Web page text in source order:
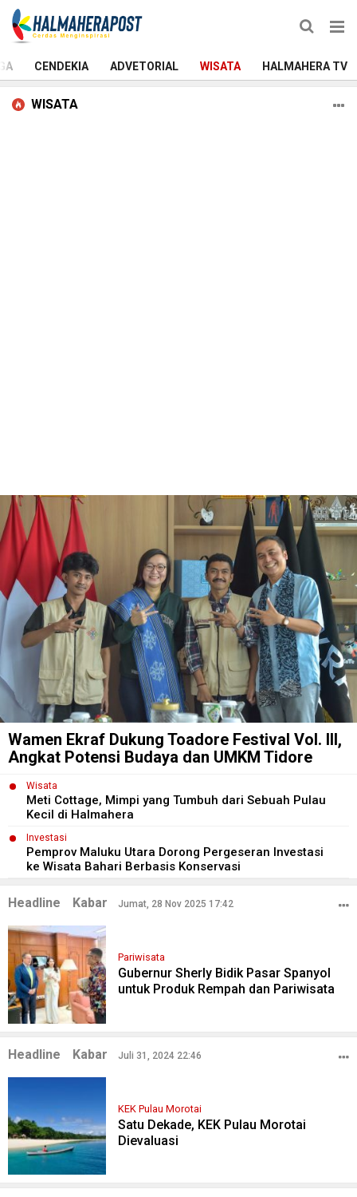
CENDEKIA ADVETORIAL WISATA HALMAHERA TV
WISATA
Wamen Ekraf Dukung Toadore Festival Vol. III,
Angkat Potensi Budaya dan UMKM Tidore
Wisata
Meti Cottage, Mimpi yang Tumbuh dari Sebuah Pulau
Kecil di Halmahera
Investasi
Pemprov Maluku Utara Dorong Pergeseran Investasi
ke Wisata Bahari Berbasis Konservasi
Headline Kabar Jumat, 28 Nov 2025 17:42
Pariwisata
Gubernur Sherly Bidik Pasar Spanyol
untuk Produk Rempah dan Pariwisata
Headline Kabar Juli 31, 2024 22:46
KEK Pulau Morotai
Satu Dekade, KEK Pulau Morotai
Dievaluasi